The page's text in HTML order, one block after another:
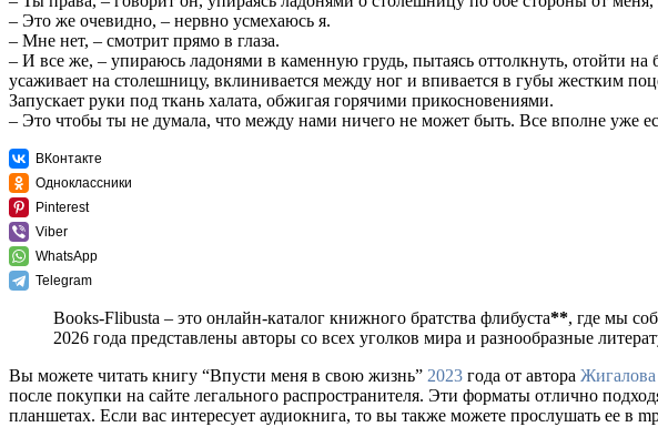
– Это же очевидно, – нервно усмехаюсь я.
– Мне нет, – смотрит прямо в глаза.
– И все же, – упираюсь ладонями в каменную грудь, пытаясь оттолкнуть, отойти на
усаживает на столешницу, вклинивается между ног и впивается в губы жестким
Запускает руки под ткань халата, обжигая горячими прикосновениями.
– Это чтобы ты не думала, что между нами ничего не может быть. Все вполне уже
ВКонтакте
Одноклассники
Pinterest
Viber
WhatsApp
Telegram
Books-Flibusta – это онлайн-каталог книжного братства флибуста**, где мы
2026 года представлены авторы со всех уголков мира и разнообразные
Вы можете читать книгу “Впусти меня в свою жизнь” 2023 года от автора
после покупки на сайте легального распространителя. Эти форматы отлично
планшетах. Если вас интересует аудиокнига, то вы также можете прослушать ее в